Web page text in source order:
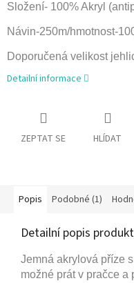
Složení- 100% Akryl
Návin-250m/hmotnost-
Doporučená velikost
Detailní informace
ZEPTAT SE HLÍDAT
Popis Podobné (1)
Detailní popis
Jemná akrylová příze
možné prát v pračce a